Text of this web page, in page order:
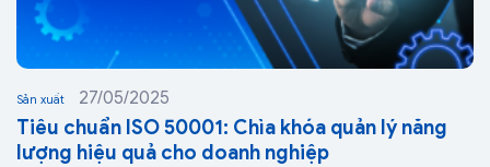
Sản xuất 27/05/2025
Tiêu chuẩn ISO 50001: Chìa khóa quản lý năng
lượng hiệu quả cho doanh nghiệp